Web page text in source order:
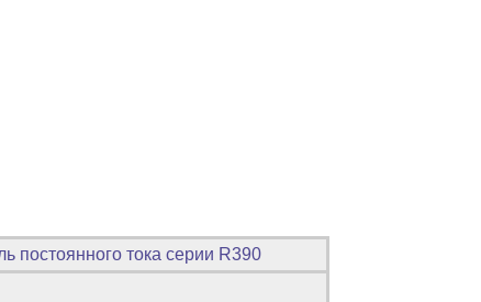
постоянного тока серии R390